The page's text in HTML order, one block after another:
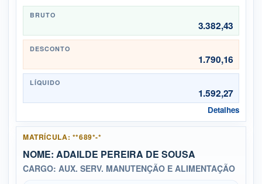
BRUTO
3.382,43
DESCONTO
1.790,16
LÍQUIDO
1.592,27
Detalhes
MATRÍCULA: **689*-*
NOME: ADAILDE PEREIRA DE SOUSA
CARGO: AUX. SERV. MANUTENÇÃO E ALIMENTAÇÃO